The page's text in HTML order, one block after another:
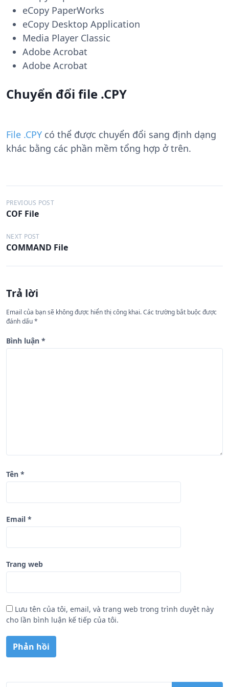
eCopy PaperWorks
eCopy Desktop Application
Media Player Classic
Adobe Acrobat
Adobe Acrobat
Chuyển đổi file .CPY
File .CPY có thể được chuyển đổi sang định dạng
khác bằng các phần mềm tổng hợp ở trên.
Đ
i
ề
u
h
ớ
n
g
b
PREVIOUS POST
COF File
NEXT POST
COMMAND File
Trả lời
Email của bạn sẽ không được hiển thị công khai.Các trường bắt buộc được
đánh dấu*
Bình luận *
Tên *
Email *
Trang web
Lưu tên của tôi, email, và trang web trong trình duyệt này
cho lần bình luận kế tiếp của tôi.